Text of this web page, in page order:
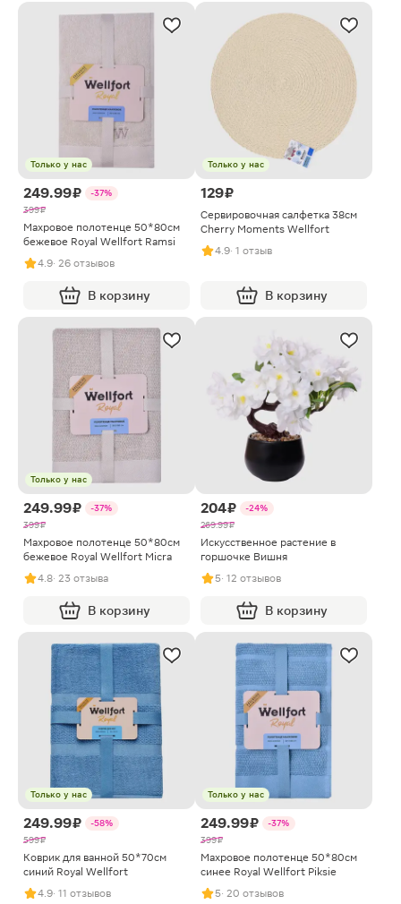
Только у нас
249.99 ₽
-37%
399 ₽
Махровое полотенце 50*80см
бежевое Royal Wellfort Ramsi
4.9· 26 отзывов
В корзину
Только у нас
129 ₽
Сервировочная салфетка 38см
Cherry Moments Wellfort
4.9· 1 отзыв
В корзину
Только у нас
249.99 ₽
-37%
399 ₽
Махровое полотенце 50*80см
бежевое Royal Wellfort Micra
4.8· 23 отзыва
В корзину
204 ₽
-24%
269.99 ₽
Искусственное растение в
горшочке Вишня
5· 12 отзывов
В корзину
Только у нас
249.99 ₽
-58%
599 ₽
Коврик для ванной 50*70см
синий Royal Wellfort
4.9· 11 отзывов
Только у нас
249.99 ₽
-37%
399 ₽
Махровое полотенце 50*80см
синее Royal Wellfort Piksie
5· 20 отзывов